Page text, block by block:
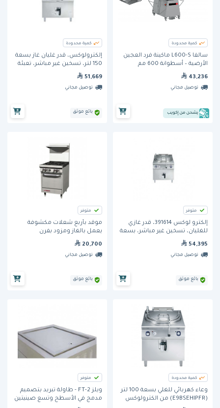
كمية محدودة
سالفا L600-S ماكينة فرد العجين
الأرضية – أسطوانة 600 مم
43,236
توصيل مجاني
يشحن من إكويب
كمية محدودة
إلكترولوكس، قدر غليان غاز بسعة
150 لتر، تسخين غير مباشر، تعبئة
ماء تلقائية.
51,669
توصيل مجاني
بائع موثق
متوفر
إلكترو لوكس 391614، قدر غازي
للغليان، تسخين غير مباشر، بسعة
54,395
توصيل مجاني
بائع موثق
متوفر
موقد بأربع شعلات مكشوفة
يعمل بالغاز ومزود بفرن
20,700
توصيل مجاني
بائع موثق
كمية محدودة
وعاء كهربائي للغلي بسعة 100 لتر
(E9BSEHIPFR) من الكترولوكس
متوفر
ويلز FT-2 - طاولة تبريد بتصميم
مدمج في الأسطح وتسع صينيتين